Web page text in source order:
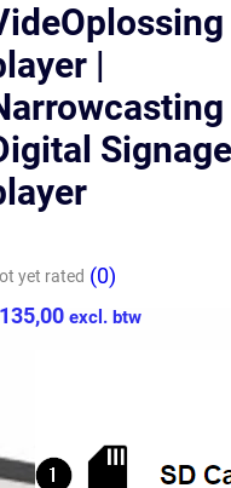
|
Signage
yet rated (0)
excl. btw